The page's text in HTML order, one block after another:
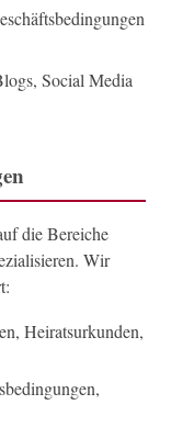
Social Media
die Bereiche
Wir
Heiratsurkunden,